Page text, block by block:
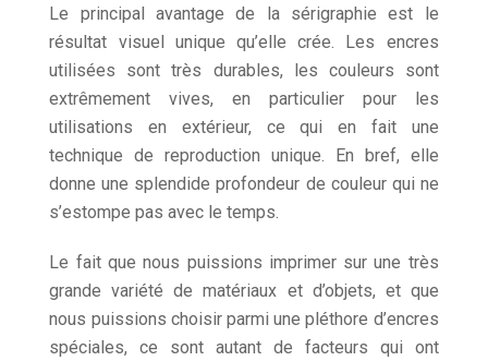
Le principal avantage de la sérigraphie est le
résultat visuel unique qu’elle crée. Les encres
utilisées sont très durables, les couleurs sont
extrêmement vives, en particulier pour les
utilisations en extérieur, ce qui en fait une
technique de reproduction unique. En bref, elle
donne une splendide profondeur de couleur qui ne
s’estompe pas avec le temps.
Le fait que nous puissions imprimer sur une très
grande variété de matériaux et d’objets, et que
nous puissions choisir parmi une pléthore d’encres
spéciales, ce sont autant de facteurs qui ont